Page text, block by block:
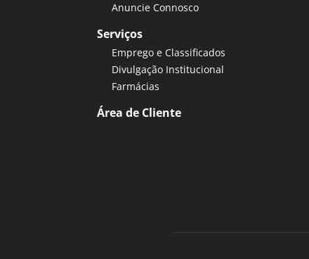
Anuncie Connosco
Serviços
Emprego e Classificados
Divulgação Institucional
Farmácias
Área de Cliente